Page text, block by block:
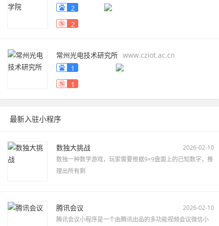
2
2
常州光电技术研究所 www.cziot.ac.cn
1
1
最新入驻小程序
数独大挑战
2026-02-10
数独一种数学游戏，玩家需要根据9×9盘面上的已知数字，推
理出所有剩
腾讯会议
2026-02-10
腾讯会议小程序是一个由腾讯出品的多功能视频会议微信小